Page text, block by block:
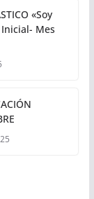
«Soy
Mes